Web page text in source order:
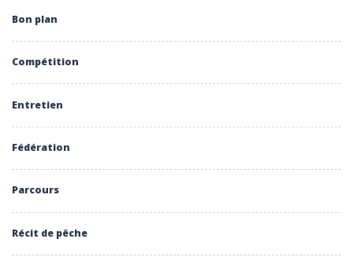
Bon plan
Compétition
Entretien
Fédération
Parcours
Récit de pêche